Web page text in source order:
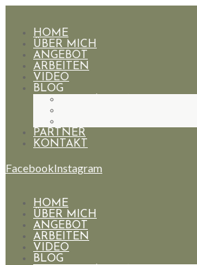
HOME
ÜBER MICH
ANGEBOT
ARBEITEN
VIDEO
BLOG
PARTNER
KONTAKT
FacebookInstagram
HOME
ÜBER MICH
ANGEBOT
ARBEITEN
VIDEO
BLOG